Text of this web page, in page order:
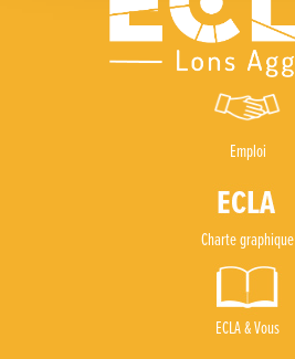
Emploi
Charte graphique
ECLA & Vous